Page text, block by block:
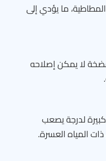
ما يؤدي إلى
لا يمكن إصلاحه
كبيرة لدرجة يصعب
المياه العسرة.